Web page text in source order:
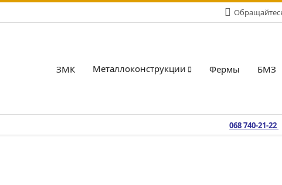
ЗМК Металлоконструкции Фермы БМЗ
068 740-21-22